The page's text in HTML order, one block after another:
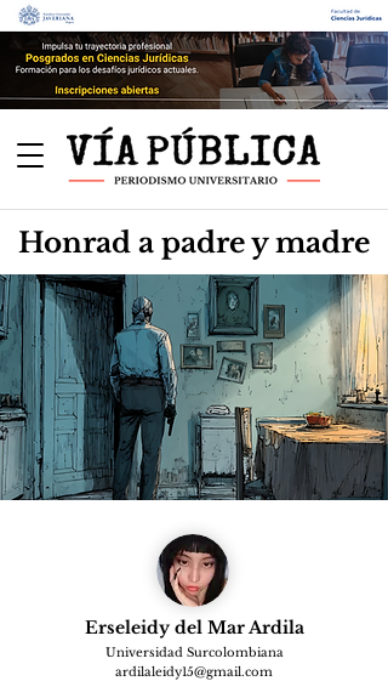
Honrad a padre y madre
Erseleidy del Mar Ardila
Universidad Surcolombiana
ardilaleidy15@gmail.com